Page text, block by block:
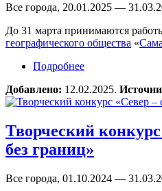
Все города, 20.01.2025 —
До 31 марта принимаются
географического общества «
Подробнее
Добавлено: 12.02.2025.
Творческий
без границ»
Все города, 01.10.2024 —